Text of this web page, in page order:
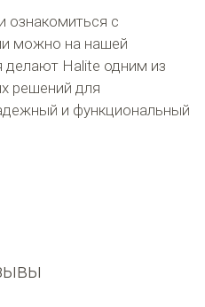
ознакомиться с
можно на нашей
делают Halite одним из
решений для
и функциональный